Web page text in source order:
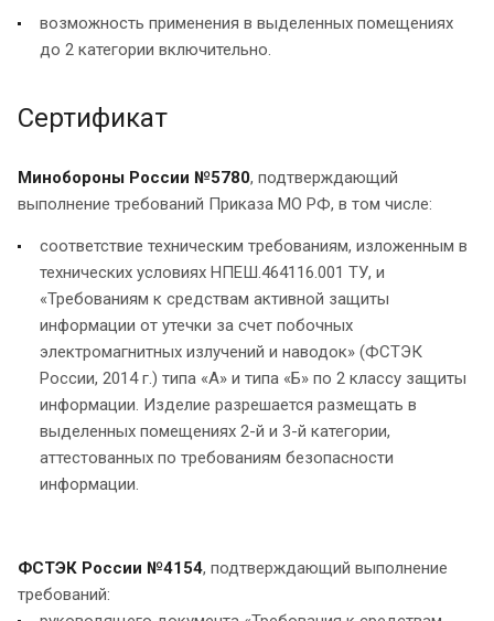
возможность применения в выделенных помещениях
до 2 категории включительно.
Сертификат
Минобороны России №5780, подтверждающий
выполнение требований Приказа МО РФ, в том числе:
соответствие техническим требованиям, изложенным в
технических условиях НПЕШ.464116.001 ТУ, и
«Требованиям к средствам активной защиты
информации от утечки за счет побочных
электромагнитных излучений и наводок» (ФСТЭК
России, 2014 г.) типа «А» и типа «Б» по 2 классу защиты
информации. Изделие разрешается размещать в
выделенных помещениях 2-й и 3-й категории,
аттестованных по требованиям безопасности
информации.
ФСТЭК России №4154, подтверждающий выполнение
требований: